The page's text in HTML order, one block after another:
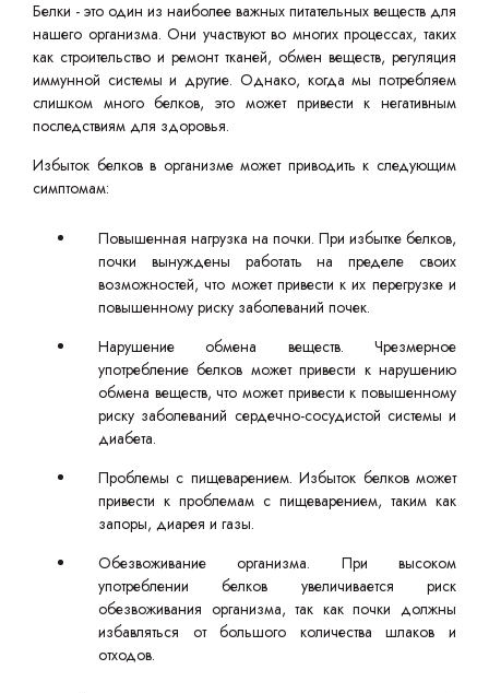
Белки - это один из наиболее важных питательных веществ для
нашего организма. Они участвуют во многих процессах, таких
как строительство и ремонт тканей, обмен веществ, регуляция
иммунной системы и другие. Однако, когда мы потребляем
слишком много белков, это может привести к негативным
последствиям для здоровья.
Избыток белков в организме может приводить к следующим
симптомам:
Повышенная нагрузка на почки. При избытке белков,
почки вынуждены работать на пределе своих
возможностей, что может привести к их перегрузке и
повышенному риску заболеваний почек.
Нарушение обмена веществ. Чрезмерное
употребление белков может привести к нарушению
обмена веществ, что может привести к повышенному
риску заболеваний сердечно-сосудистой системы и
диабета.
Проблемы с пищеварением. Избыток белков может
привести к проблемам с пищеварением, таким как
запоры, диарея и газы.
Обезвоживание организма. При высоком
употреблении белков увеличивается риск
обезвоживания организма, так как почки должны
избавляться от большого количества шлаков и
отходов.